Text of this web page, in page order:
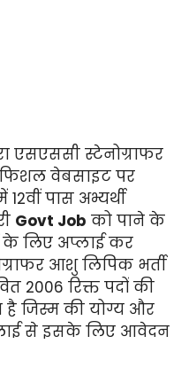
एसएससी स्टेनोग्राफर
वेबसाइट पर
पास अभ्यर्थी
Govt Job को पाने के
के लिए अप्लाई कर
आशु लिपिक भर्ती
2006 रिक्त पदों की
है जिस्म की योग्य और
से इसके लिए आवेदन